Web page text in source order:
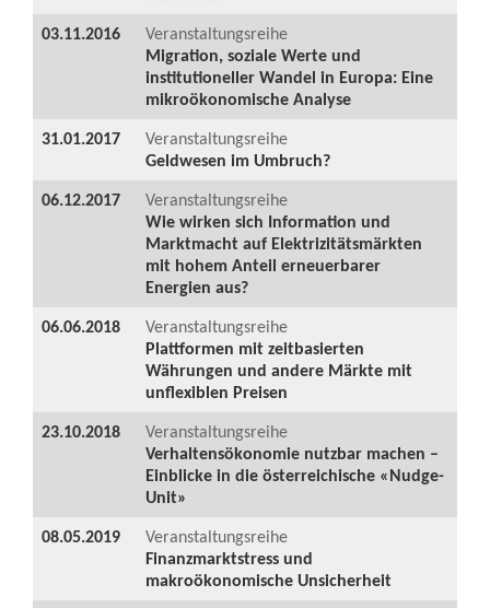
03.11.2016
Veranstaltungsreihe
Migration, soziale Werte und
institutioneller Wandel in Europa: Eine
mikroökonomische Analyse
31.01.2017
Veranstaltungsreihe
Geldwesen im Umbruch?
06.12.2017
Veranstaltungsreihe
Wie wirken sich Information und
Marktmacht auf Elektrizitätsmärkten
mit hohem Anteil erneuerbarer
Energien aus?
06.06.2018
Veranstaltungsreihe
Plattformen mit zeitbasierten
Währungen und andere Märkte mit
unflexiblen Preisen
23.10.2018
Veranstaltungsreihe
Verhaltensökonomie nutzbar machen –
Einblicke in die österreichische «Nudge-
Unit»
08.05.2019
Veranstaltungsreihe
Finanzmarktstress und
makroökonomische Unsicherheit